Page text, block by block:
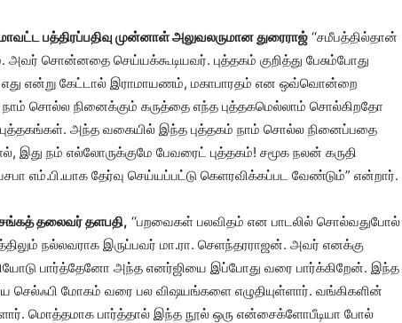
பத்திரப்பதிவு முன்னாள் அலுவலருமான துரைராஜ் ‘‘சமீபத்தில்தான்
சொன்னதை செய்யக்கூடியவர். புத்தகம் குறித்து பேசும்போது
எது என்று கேட்டால் இராமாயணம், மகாபாரதம் என ஒவ்வொன்றை
சொல்ல நினைக்கும் கருத்தை எந்த புத்தகமெல்லாம் சொல்கிறதோ
அந்த வகையில் இந்த புத்தகம் நாம் சொல்ல நினைப்பதை
இது நம் எல்லோருக்குமே பேவரைட் புத்தகம்! சமூக நலன் கருதி
எம்.பி.யாக தேர்வு செய்யப்பட்டு கெளரவிக்கப்பட வேண்டும்” என்றார்.
தலைவர் தளபதி, ‘‘பறவைகள் பலவிதம் என பாடலில் சொல்வதுபோல்
நல்லவராக இருப்பவர் மா.ரா. செளந்தரராஜன். அவர் எனக்கு
பார்த்தேனோ அந்த எனர்ஜியை இப்போது வரை பார்க்கிறேன். இந்த
செல்ஃபி மோகம் வரை பல விஷயங்களை எழுதியுள்ளார். வங்கிகளின்
மொத்தமாக பார்த்தால் இந்த நூல் ஒரு என்சைக்ளோபீடியா போல்